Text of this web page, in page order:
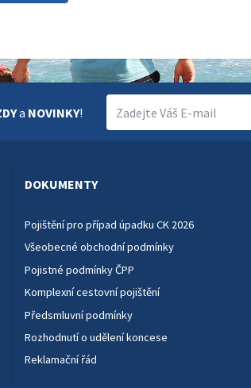
a NOVINKY!
DOKUMENTY
Pojištění pro případ úpadku CK 2026
Všeobecné obchodní podmínky
Pojistné podmínky ČPP
Komplexní cestovní pojištění
Předsmluvní podmínky
Rozhodnutí o udělení koncese
Reklamační řád